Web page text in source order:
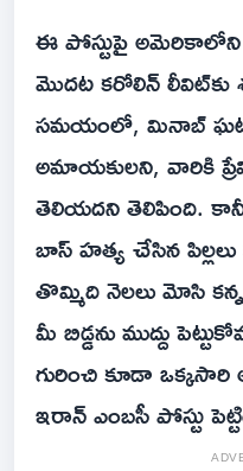
ఈ పోస్టుపై అమెరికాలోని
మొదట కరోలిన్ లీవిట్‌కు
సమయంలో, మినాబ్
అమాయకులని, వారికి
తెలియదని తెలిపింది.
బాస్ హత్య చేసిన
తొమ్మిది నెలలు మోసి
మీ బిడ్డను ముద్దు
గురించి కూడా
ఇరాన్ ఎంబసీ పోస్టు